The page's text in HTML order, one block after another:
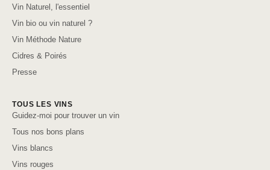
Vin Naturel, l'essentiel
Vin bio ou vin naturel ?
Vin Méthode Nature
Cidres & Poirés
Presse
TOUS LES VINS
Guidez-moi pour trouver un vin
Tous nos bons plans
Vins blancs
Vins rouges